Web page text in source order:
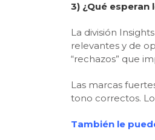
3) ¿Qué
La división
relevantes y de
“rechazos” que
Las marcas
tono correctos.
También le